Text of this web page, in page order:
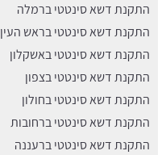
התקנת דשא סינטטי ברמלה
התקנת דשא סינטטי בראש העין
התקנת דשא סינטטי באשקלון
התקנת דשא סינטטי בצפון
התקנת דשא סינטטי בחולון
התקנת דשא סינטטי ברחובות
התקנת דשא סינטטי ברעננה